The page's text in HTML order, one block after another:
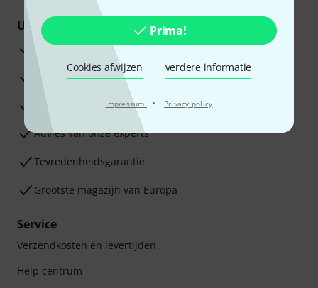
Prima!
Cookies afwijzen verdere informatie
Impressum · Privacy policy
Uw voordelen
3 jaar Thomann garantie
30 dagen Money Back-garantie
Reparatie Service
Advies van onze experts
Tevredenheidsgarantie
Grootste magazijn van Europa
Service
Verzendkosten en levertijden
Help centrum